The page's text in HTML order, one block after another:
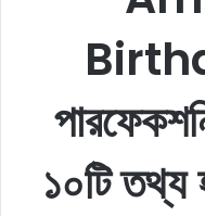
১০টি তথ্য